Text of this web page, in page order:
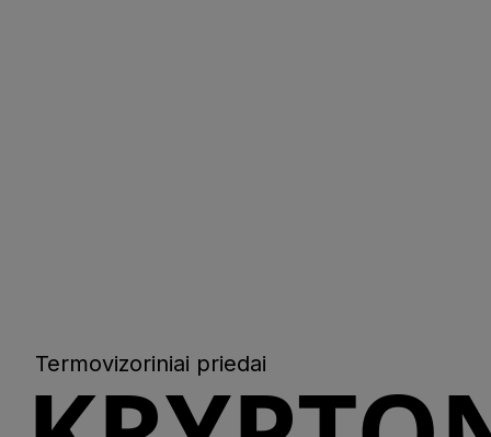
Termovizoriniai priedai